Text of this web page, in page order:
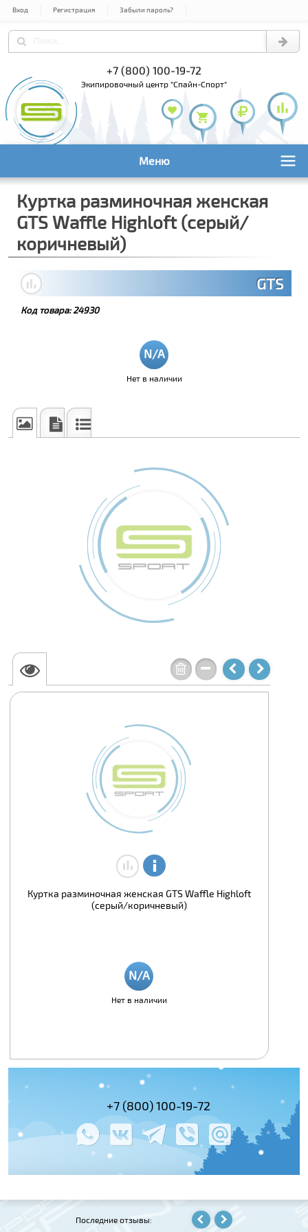
Вход Регистрация Забыли пароль?
+7 (800) 100-19-72
экипировочный центр "Спайн-Спорт"
Меню
Куртка разминочная женская
GTS Waffle Highloft (серый/
коричневый)
GTS
Код товара:24930
Нет в наличии
Куртка разминочная женская GTS Waffle Highloft
(серый/коричневый)
Нет в наличии
+7 (495)
+7 (800) 100-19-72
978-61-54
Последние отзывы: